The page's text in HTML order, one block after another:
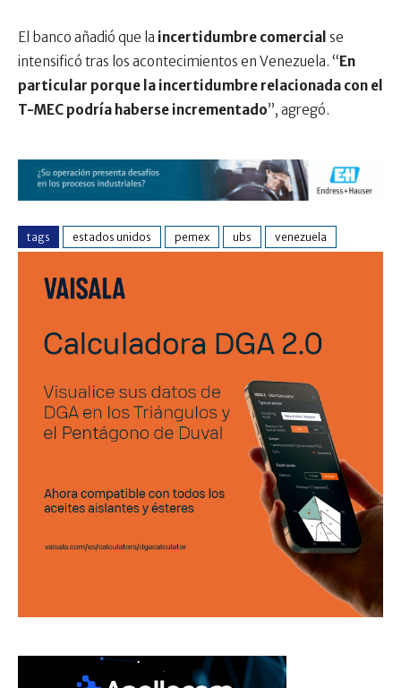
El banco añadió que la incertidumbre comercial se
intensificó tras los acontecimientos en Venezuela. “ En
particular porque la incertidumbre relacionada con el
T-MEC podría haberse incrementado”, agregó.
tags estados unidos pemex ubs venezuela